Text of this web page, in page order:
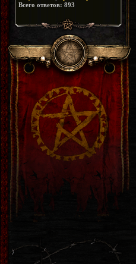
Всего ответов: 893